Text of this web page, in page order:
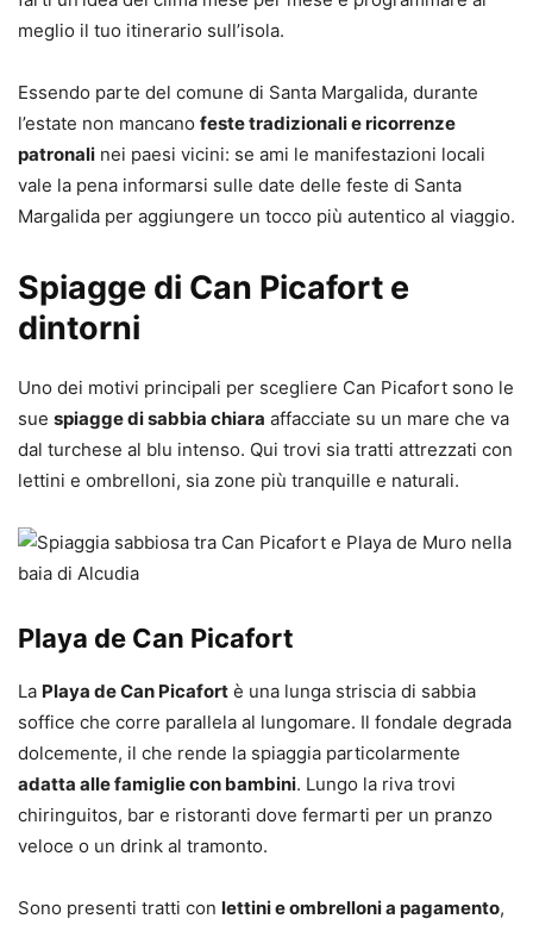
meglio il tuo itinerario sull’isola.
Essendo parte del comune di Santa Margalida, durante
l’estate non mancano feste tradizionali e ricorrenze
patronali nei paesi vicini: se ami le manifestazioni locali
vale la pena informarsi sulle date delle feste di Santa
Margalida per aggiungere un tocco più autentico al viaggio.
Spiagge di Can Picafort e
dintorni
Uno dei motivi principali per scegliere Can Picafort sono le
sue spiagge di sabbia chiara affacciate su un mare che va
dal turchese al blu intenso. Qui trovi sia tratti attrezzati con
lettini e ombrelloni, sia zone più tranquille e naturali.
Playa de Can Picafort
La Playa de Can Picafort è una lunga striscia di sabbia
soffice che corre parallela al lungomare. Il fondale degrada
dolcemente, il che rende la spiaggia particolarmente
adatta alle famiglie con bambini. Lungo la riva trovi
chiringuitos, bar e ristoranti dove fermarti per un pranzo
veloce o un drink al tramonto.
Sono presenti tratti con lettini e ombrelloni a pagamento,